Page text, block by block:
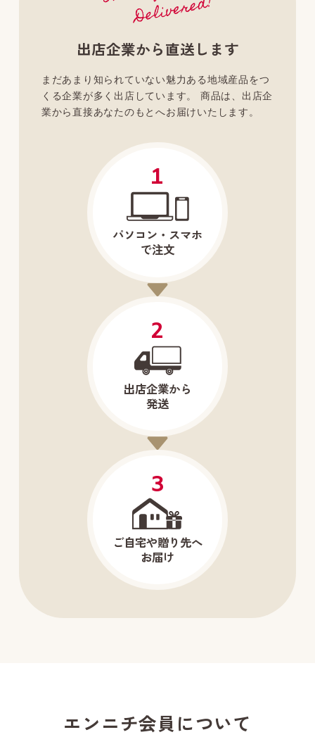
出店企業から直送します
まだあまり知られていない魅力ある地域産品をつ
くる企業が多く出店しています。
商品は、出店企
業から直接あなたのもとへお届けいたします。
1
パソコン・スマホ
で注文
2
出店企業から
発送
3
ご自宅や贈り先へ
お届け
エンニチ会員について